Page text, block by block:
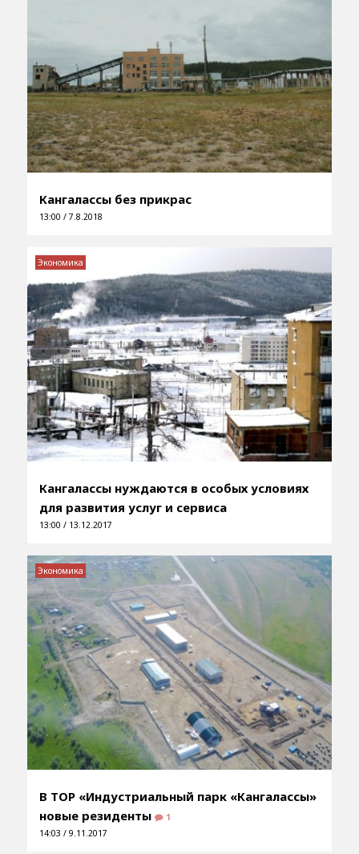
Кангалассы без прикрас
13:00 / 7.8.2018
Кангалассы нуждаются в особых условиях
для развития услуг и сервиса
13:00 / 13.12.2017
Экономика
В ТОР «Индустриальный парк «Кангалассы»
новые резиденты
1
14:03 / 9.11.2017
Экономика